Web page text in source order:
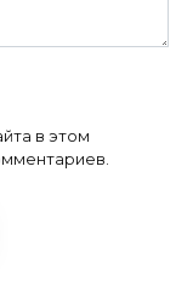
в этом